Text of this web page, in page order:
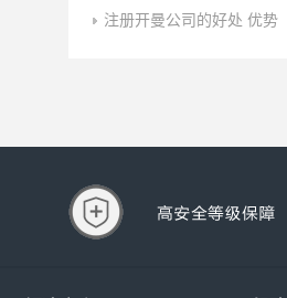
注册开曼公司的好处 优势